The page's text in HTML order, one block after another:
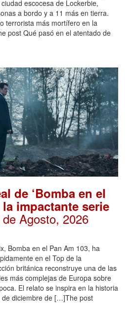
escocesa de Lockerbie,
a bordo y a 11 más en tierra.
terrorista más mortífero en la
post Qué pasó en el atentado de
de ‘Bomba en el
la impactante serie
Agosto, 2026
Bomba en el Pan Am 103, ha
en el Top de la
británica reconstruye una de las
más complejas de Europa sobre
El relato se inspira en la historia
de diciembre de […]The post